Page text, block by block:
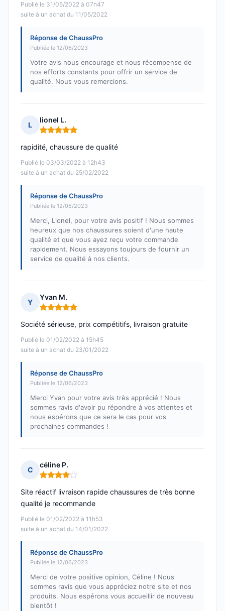
Publié le 31/05/2022 à 07h47
suite à un achat du 11/05/2022
Réponse de ChaussPro
Publiée le 12/06/2023
Votre avis nous encourage et nous récompense de
nos efforts constants pour offrir un service de
qualité. Nous vous remercions.
L
lionel L.
Note : 5 sur 5
Publié le 03/03/2022 à 12h43
suite à un achat du 25/02/2022
rapidité, chaussure de qualité
Réponse de ChaussPro
Publiée le 12/06/2023
Merci, Lionel, pour votre avis positif ! Nous sommes
heureux que nos chaussures soient d'une haute
qualité et que vous ayez reçu votre commande
rapidement. Nous essayons toujours de fournir un
service de qualité à nos clients.
Y
Yvan M.
Note : 5 sur 5
Publié le 01/02/2022 à 15h45
suite à un achat du 23/01/2022
Société sérieuse, prix compétitifs, livraison gratuite
Réponse de ChaussPro
Publiée le 12/06/2023
Merci Yvan pour votre avis très apprécié ! Nous
sommes ravis d'avoir pu répondre à vos attentes et
nous espérons que ce sera le cas pour vos
prochaines commandes !
C
céline P.
Note : 4 sur 5
Publié le 01/02/2022 à 11h53
suite à un achat du 14/01/2022
Site réactif livraison rapide chaussures de très bonne
qualité je recommande
Réponse de ChaussPro
Publiée le 12/06/2023
Merci de votre positive opinion, Céline ! Nous
sommes ravis que vous appréciez notre site et nos
produits. Nous espérons vous accueillir de nouveau
bientôt !